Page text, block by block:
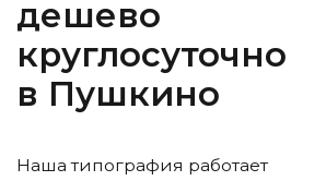
дешево
круглосуточно
в Пушкино
Наша типография работает